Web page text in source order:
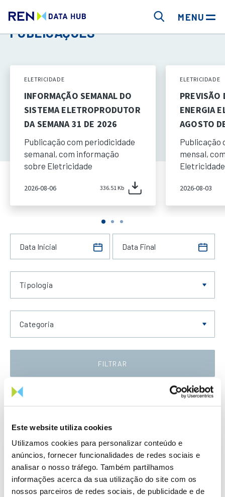
Este website utiliza cookies
Utilizamos cookies para personalizar conteúdo e
anúncios, fornecer funcionalidades de redes sociais e
analisar o nosso tráfego. Também partilhamos
informações acerca da sua utilização do site com os
nossos parceiros de redes sociais, de publicidade e de
MENU
PUBLICAÇÕES
ELETRICIDADE
INFORMAÇÃO SEMANAL DO
SISTEMA ELETROPRODUTOR
DA SEMANA 31 DE 2026
Publicação com periodicidade
semanal, com informação
sobre Eletricidade
2026-08-06 336.51 Kb
ELETRICIDADE
PREVISÃO
ENERGIA
AGOSTO
Publicação
mensal,
Eletricidade
2026-08-03
Tipologia
Categoria
FILTRAR
Data Crescente
421.94 Kb
Previsão do Consumo de Energia
Elétrica de setembro de 2024
Publicação com periodicidade mensal, com
informação sobre Eletricidade